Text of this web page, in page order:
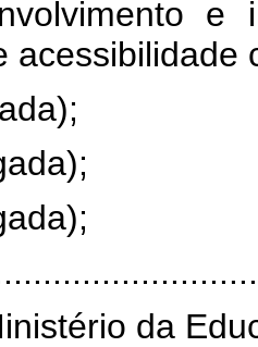
e
acessibilidade
da